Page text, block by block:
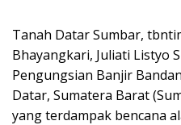
Tanah Datar Sumbar,
Bhayangkari, Juliati Listyo
Pengungsian Banjir
Datar, Sumatera Barat
yang terdampak bencana